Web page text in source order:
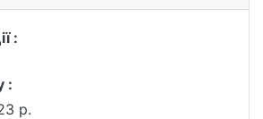
:
:
р.